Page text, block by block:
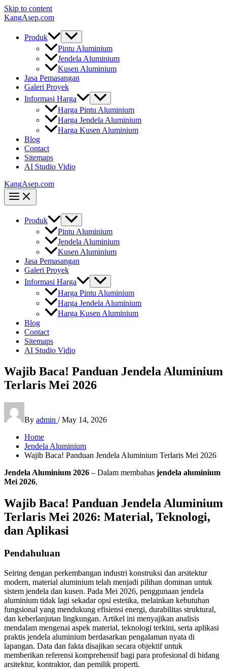
Skip to content
KangAsep.com
Produk
Pintu Aluminium
Jendela Aluminium
Kusen Aluminium
Jasa Pemasangan
Galeri Proyek
Informasi Harga
Harga Pintu Aluminium
Harga Jendela Aluminium
Harga Kusen Aluminium
Blog
Contact
Sitemaps
AI Studio Vidio
KangAsep.com
Produk
Pintu Aluminium
Jendela Aluminium
Kusen Aluminium
Jasa Pemasangan
Galeri Proyek
Informasi Harga
Harga Pintu Aluminium
Harga Jendela Aluminium
Harga Kusen Aluminium
Blog
Contact
Sitemaps
AI Studio Vidio
Wajib Baca! Panduan Jendela Aluminium
Terlaris Mei 2026
By admin /May 14, 2026
Home
Jendela Aluminium
Wajib Baca! Panduan Jendela Aluminium Terlaris Mei 2026
Jendela Aluminium 2026 – Dalam membahas jendela aluminium
Mei 2026,
Wajib Baca! Panduan Jendela Aluminium
Terlaris Mei 2026: Material, Teknologi,
dan Aplikasi
Pendahuluan
Seiring dengan perkembangan industri konstruksi dan arsitektur
modern, material aluminium telah menjadi pilihan dominan untuk
sistem jendela dan kusen. Pada Mei 2026, penggunaan jendela
aluminium tidak lagi sekadar opsi estetika, melainkan kebutuhan
fungsional yang mendukung efisiensi energi, durabilitas struktural,
dan keberlanjutan lingkungan. Artikel ini menyajikan analisis
mendalam mengenai aspek material, teknologi terkini, serta aplikasi
praktis jendela aluminium berdasarkan pengalaman nyata di
lapangan. Data dan fakta disajikan secara objektif untuk
memberikan referensi komprehensif bagi para profesional di bidang
arsitektur, kontraktor, dan pemilik properti.